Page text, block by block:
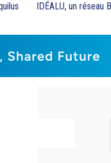
IDÉALU, un réseau